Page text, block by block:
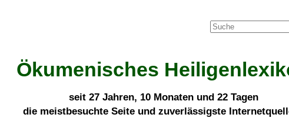
Ökumenisches
seit 27 Jahren, 10 Monaten und 22 Tagen
die meistbesuchte Seite und zuverlässigste